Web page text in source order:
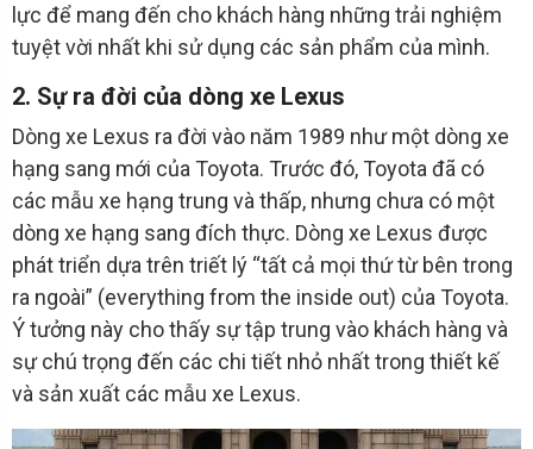
lực để mang đến cho khách hàng những trải nghiệm
tuyệt vời nhất khi sử dụng các sản phẩm của mình.
2. Sự ra đời của dòng xe Lexus
Dòng xe Lexus ra đời vào năm 1989 như một dòng xe
hạng sang mới của Toyota. Trước đó, Toyota đã có
các mẫu xe hạng trung và thấp, nhưng chưa có một
dòng xe hạng sang đích thực. Dòng xe Lexus được
phát triển dựa trên triết lý “tất cả mọi thứ từ bên trong
ra ngoài” (everything from the inside out) của Toyota.
Ý tưởng này cho thấy sự tập trung vào khách hàng và
sự chú trọng đến các chi tiết nhỏ nhất trong thiết kế
và sản xuất các mẫu xe Lexus.